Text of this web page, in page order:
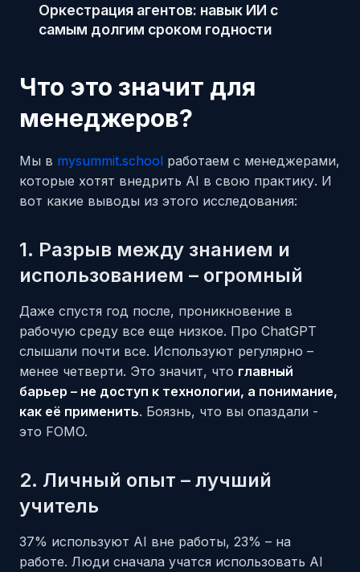
Оркестрация агентов: навык ИИ с
самым долгим сроком годности
Что это значит для
менеджеров?
Мы в mysummit.school работаем с менеджерами,
которые хотят внедрить AI в свою практику. И
вот какие выводы из этого исследования:
1. Разрыв между знанием и
использованием – огромный
Даже спустя год после, проникновение в
рабочую среду все еще низкое. Про ChatGPT
слышали почти все. Используют регулярно –
менее четверти. Это значит, что главный
барьер – не доступ к технологии, а понимание,
как её применить. Боязнь, что вы опаздали -
это FOMO.
2. Личный опыт – лучший
учитель
37% используют AI вне работы, 23% – на
работе. Люди сначала учатся использовать AI